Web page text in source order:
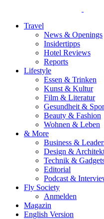
Travel
News & Openings
Insidertipps
Hotel Reviews
Reports
Lifestyle
Essen & Trinken
Kunst & Kultur
Film & Literatur
Gesundheit &
Beauty & Fashion
Wohnen & Leben
& More
Business &
Design &
Technik &
Editorial
Podcast &
Fly Society
Anmelden
Magazin
English Version